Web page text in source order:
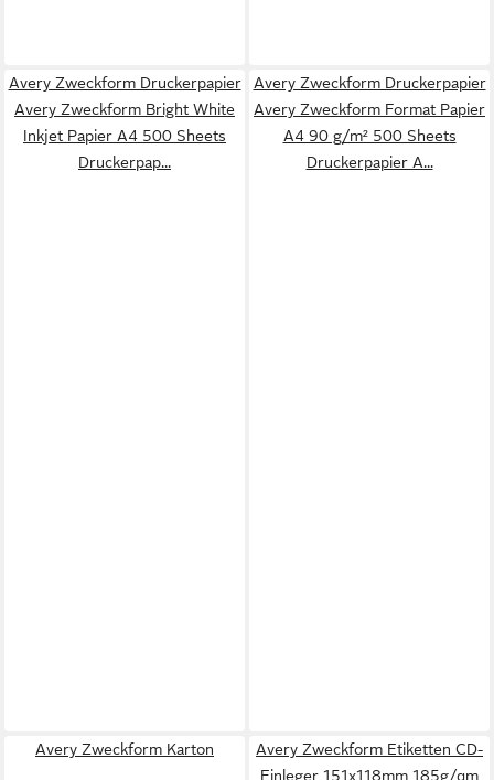
Avery Zweckform Druckerpapier
Avery Zweckform Bright White
Inkjet Papier A4 500 Sheets
Druckerpap...
Avery Zweckform Druckerpapier
Avery Zweckform Format Papier
A4 90 g/m² 500 Sheets
Druckerpapier A...
Avery Zweckform Karton
Avery Zweckform Etiketten CD-
Einleger 151x118mm 185g/qm